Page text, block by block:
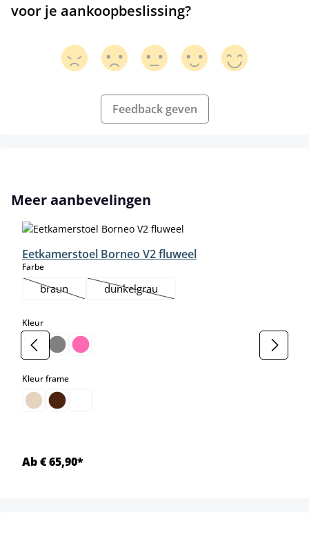
voor je aankoopbeslissing?
Feedback geven
Productgalerij overslaan
Meer aanbevelingen
Eetkamerstoel Borneo V2 fluweel
Farbeselect
braun
(Deze optie is momenteel niet beschikbaar.)
dunkelgrau
(Deze optie is momenteel niet beschikbaar.)
Kleurselect
Kleur frameselect
Ab € 65,90*